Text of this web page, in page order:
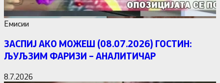
Емисии
ЗАСПИЈ АКО МОЖЕШ (08.07.2026) ГОСТИН:
ЉУЉЗИМ ФАРИЗИ – АНАЛИТИЧАР
8.7.2026